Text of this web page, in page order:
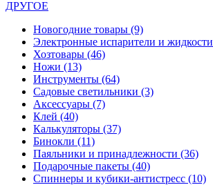
ДРУГОЕ
Новогодние товары (9)
Электронные испарители и жидкости
Хозтовары (46)
Ножи (13)
Инструменты (64)
Садовые светильники (3)
Аксессуары (7)
Клей (40)
Калькуляторы (37)
Бинокли (11)
Паяльники и принадлежности (36)
Подарочные пакеты (40)
Спиннеры и кубики-антистресс (10)